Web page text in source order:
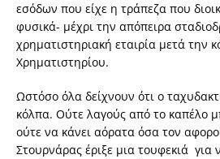
εσόδων που είχε η τράπεζα που
φυσικά- μέχρι την απόπειρα
χρηματιστηριακή εταιρία μετά την
Χρηματιστηρίου.
Ωστόσο όλα δείχνουν ότι ο
κόλπα. Ούτε λαγούς από το καπέλο
ούτε να κάνει αόρατα όσα τον
Στουρνάρας έριξε μια τουφεκιά για